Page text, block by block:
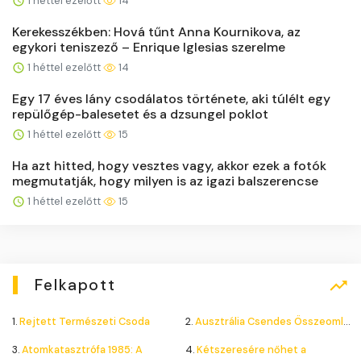
Kerekesszékben: Hová tűnt Anna Kournikova, az
egykori teniszező – Enrique Iglesias szerelme
1 héttel ezelőtt 14
Egy 17 éves lány csodálatos története, aki túlélt egy
repülőgép-balesetet és a dzsungel poklot
1 héttel ezelőtt 15
Ha azt hitted, hogy vesztes vagy, akkor ezek a fotók
megmutatják, hogy milyen is az igazi balszerencse
1 héttel ezelőtt 15
Felkapott
1.Rejtett Természeti Csoda 2.Ausztrália Csendes Összeomlása
3.Atomkatasztrófa 1985: A 4.Kétszeresére nőhet a